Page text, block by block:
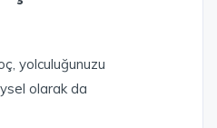
yolculuğunuzu
olarak da